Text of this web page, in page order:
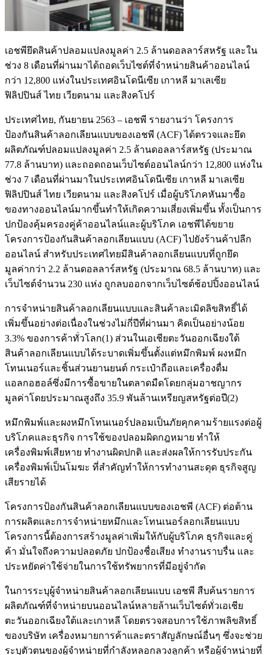
เอชพียึดสินค้าปลอมแปลงมูลค่า 2.5 ล้านดอลลาร์สหรัฐ และใน
ช่วง 8 เดือนที่ผ่านมาได้ถอดเว็บไซต์ที่จำหน่ายสินค้าออนไลน์
กว่า 12,800 แห่งในประเทศอินโดนีเซีย เกาหลี มาเลเซีย
ฟิลิปปินส์ ไทย เวียดนาม และสิงคโปร์
ประเทศไทย, กันยายน 2563 – เอชพี รายงานว่า โครงการ
ป้องกันสินค้าลอกเลียนแบบของเอชพี (ACF) ได้ตรวจและยึด
ผลิตภัณฑ์ปลอมแปลงมูลค่า 2.5 ล้านดอลลาร์สหรัฐ (ประมาณ
77.8 ล้านบาท) และถอดถอนเว็บไซต์ออนไลน์กว่า 12,800 แห่งใน
ช่วง 7 เดือนที่ผ่านมาในประเทศอินโดนีเซีย เกาหลี มาเลเซีย
ฟิลิปปินส์ ไทย เวียดนาม และสิงคโปร์ เมื่อผู้บริโภคหันมาซื้อ
ของทางออนไลน์มากขึ้นทำให้เกิดความเสี่ยงเพิ่มขึ้น ทั้งเป็นการ
ปกป้องคุ้มครองคู่ค้าออนไลน์และผู้บริโภค เอชพีได้ขยาย
โครงการป้องกันสินค้าลอกเลียนแบบ (ACF) ไปยังร้านค้าปลีก
ออนไลน์ สำหรับประเทศไทยมีสินค้าลอกเลียนแบบที่ถูกยึด
มูลค่ากว่า 2.2 ล้านดอลลาร์สหรัฐ (ประมาณ 68.5 ล้านบาท) และ
เว็บไซต์จำนวน 230 แห่ง ถูกลบออกจากเว็บไซต์ช้อปปิ้งออนไลน์
การจำหน่ายสินค้าลอกเลียนแบบและสินค้าละเมิดลิขสิทธิ์ได้
เพิ่มขึ้นอย่างต่อเนื่องในช่วงไม่กี่ปีที่ผ่านมา คิดเป็นอย่างน้อย
3.3% ของการค้าทั่วโลก(1) ส่วนในเอเชียตะวันออกเฉียงใต้
สินค้าลอกเลียนแบบได้ระบาดเพิ่มขึ้นตั้งแต่หมึกพิมพ์ ผงหมึก
โทนเนอร์และชิ้นส่วนยานยนต์ กระเป๋าถือและเครื่องดื่ม
แอลกอฮอล์ซึ่งมีการซื้อขายในตลาดมืดโดยกลุ่มอาชญากร
มูลค่าโดยประมาณสูงถึง 35.9 พันล้านเหรียญสหรัฐต่อปี(2)
หมึกพิมพ์และผงหมึกโทนเนอร์ปลอมเป็นภัยคุกคามร้ายแรงต่อผู้
บริโภคและธุรกิจ การใช้ของปลอมผิดกฎหมาย ทำให้
เครื่องพิมพ์เสียหาย ทำงานผิดปกติ และส่งผลให้การรับประกัน
เครื่องพิมพ์เป็นโมฆะ ที่สำคัญทำให้การทำงานสะดุด ธุรกิจสูญ
เสียรายได้
โครงการป้องกันสินค้าลอกเลียนแบบของเอชพี (ACF) ต่อต้าน
การผลิตและการจำหน่ายหมึกและโทนเนอร์ลอกเลียนแบบ
โครงการนี้ต้องการสร้างมูลค่าเพิ่มให้กับผู้บริโภค ธุรกิจและคู่
ค้า มั่นใจถึงความปลอดภัย ปกป้องชื่อเสียง ทำงานราบรื่น และ
ประหยัดค่าใช้จ่ายในการใช้ทรัพยากรที่มีอยู่จำกัด
ในการระบุผู้จำหน่ายสินค้าลอกเลียนแบบ เอชพี สืบค้นรายการ
ผลิตภัณฑ์ที่จำหน่ายบนออนไลน์หลายล้านเว็บไซต์ทั่วเอเชีย
ตะวันออกเฉียงใต้และเกาหลี โดยตรวจสอบการใช้ภาพลิขสิทธิ์
ของบริษัท เครื่องหมายการค้าและตราสัญลักษณ์อื่นๆ ซึ่งจะช่วย
ระบุตัวตนของผู้จำหน่ายที่กำลังหลอกลวงลูกค้า หรือผู้จำหน่ายที่